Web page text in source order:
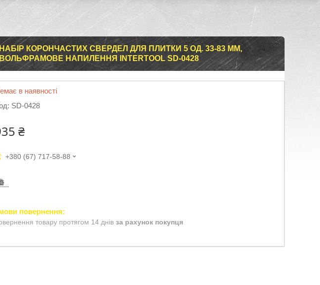
КОРОНЧАСТИХ СВЕРДЕЛ ДЛЯ ПЛИТКИ 5 ОД. 33-83 ММ,
ВОЛЬФРАМОВЕ НАПИЛЕННЯ INTERTOOL SD-0428
в наявності
SD-0428
₴
+380 (67) 717-58-88
товару протягом 14 днів за рахунок покупця